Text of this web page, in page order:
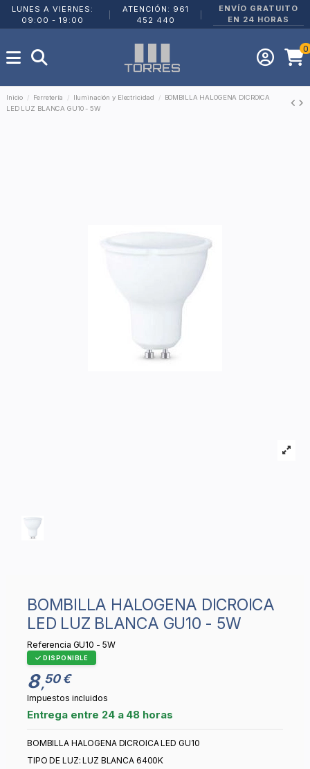
LUNES A VIERNES:
09:00 - 19:00
ATENCIÓN: 961
452 440
ENVÍO GRATUITO
EN 24 HORAS
0
Inicio Ferretería Iluminación y Electricidad
BOMBILLA HALOGENA DICROICA
LED LUZ BLANCA GU10 - 5W
BOMBILLA HALOGENA DICROICA
LED LUZ BLANCA GU10 - 5W
Referencia GU10 - 5W
DISPONIBLE
8,50 €
Impuestos incluidos
Entrega entre 24 a 48 horas
BOMBILLA HALOGENA DICROICA LED GU10
TIPO DE LUZ: LUZ BLANCA 6400K